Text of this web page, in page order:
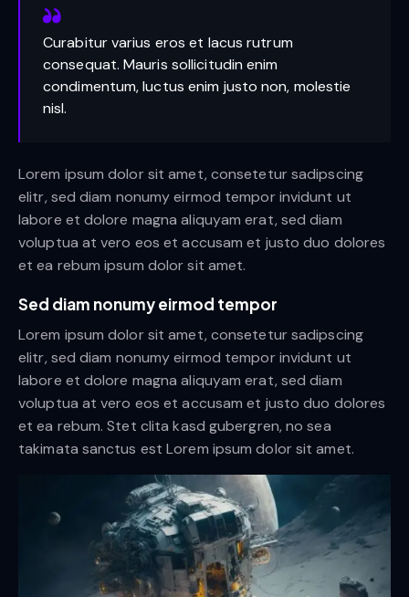
Curabitur varius eros et lacus rutrum
consequat. Mauris sollicitudin enim
condimentum, luctus enim justo non, molestie
nisl.
Lorem ipsum dolor sit amet, consetetur sadipscing
elitr, sed diam nonumy eirmod tempor invidunt ut
labore et dolore magna aliquyam erat, sed diam
voluptua at vero eos et accusam et justo duo dolores
et ea rebum ipsum dolor sit amet.
Sed diam nonumy eirmod tempor
Lorem ipsum dolor sit amet, consetetur sadipscing
elitr, sed diam nonumy eirmod tempor invidunt ut
labore et dolore magna aliquyam erat, sed diam
voluptua at vero eos et accusam et justo duo dolores
et ea rebum. Stet clita kasd gubergren, no sea
takimata sanctus est Lorem ipsum dolor sit amet.